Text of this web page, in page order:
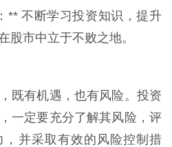
** 不断学习投资知识，提升
股市中立于不败之地。
既有机遇，也有风险。投资
一定要充分了解其风险，评
并采取有效的风险控制措